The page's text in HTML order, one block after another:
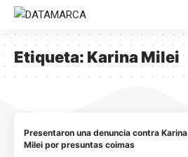
Etiqueta: Karina Milei
Presentaron una denuncia contra Karina
Milei por presuntas coimas